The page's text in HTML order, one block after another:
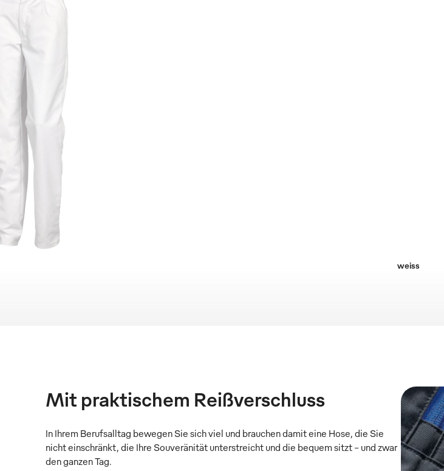
weiss
Mit praktischem Reißverschluss
In Ihrem Berufsalltag bewegen Sie sich viel und brauchen damit eine Hose, die Sie
nicht einschränkt, die Ihre Souveränität unterstreicht und die bequem sitzt – und zwar
den ganzen Tag.